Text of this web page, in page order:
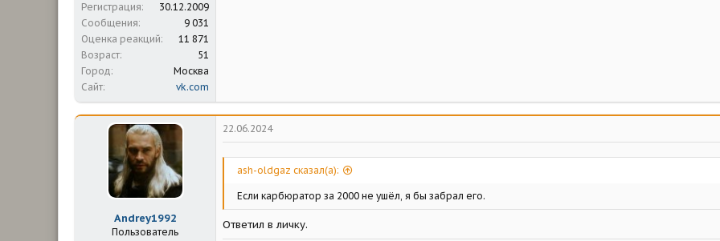
Регистрация
30.12.2009
Сообщения
9 031
Оценка реакций
11 871
Возраст
51
Город
Москва
Сайт
vk.com
Andrey1992
Пользователь
22.06.2024
ash-oldgaz сказал(а):
Если карбюратор за 2000 не ушёл, я бы забрал его.
Ответил в личку.